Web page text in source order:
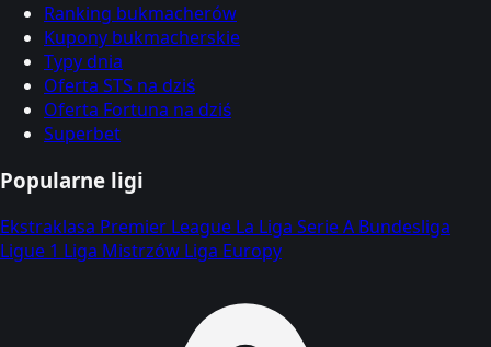
Ranking bukmacherów
Kupony bukmacherskie
Typy dnia
Oferta STS na dziś
Oferta Fortuna na dziś
Superbet
Popularne ligi
Ekstraklasa Premier League La Liga Serie A Bundesliga
Ligue 1 Liga Mistrzów Liga Europy